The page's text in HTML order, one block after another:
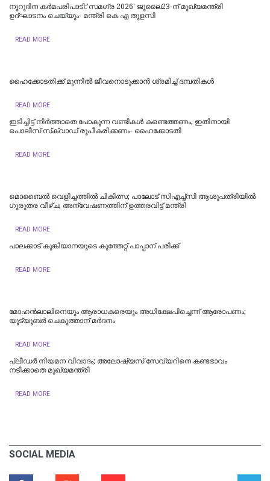
നൂറുദിന കർമപരിപാടി:'സമഗ്ര 2026' ജൂലൈ23-ന് മുഖ്യമന്ത്രി
ഉദ്ഘാടനം ചെയ്യും- മന്ത്രി കെ എ തുളസി
READ MORE
ഹൈക്കോടതിക്ക് മുന്നില്‍ ജീവനൊടുക്കാന്‍ ശ്രമിച്ച് ദമ്പതികള്‍
READ MORE
ഇടിച്ചിട്ട് നിര്‍ത്താതെ പോകുന്ന വണ്ടികള്‍ കണ്ടെത്തണം, ഇതിനായി
പൊലീസ് സ്‌ക്വാഡ് രൂപീകരിക്കണം- ഹൈക്കോടതി
READ MORE
മൊബൈൽ വെളിച്ചത്തിൽ ചികിത്സ; പാലോട് സിഎച്ച്‍സി ആശുപത്രിയിൽ
ഗുരുതര വീഴ്ച, അന്വേഷണത്തിന് ഉത്തരവിട്ട് മന്ത്രി
READ MORE
പാലക്കാട് കുങ്കിയാനയുടെ കുത്തേറ്റ് പാപ്പാന് പരിക്ക്
READ MORE
മോഹൻലാലിനെയും ആരാധകരെയും അധിക്ഷേപിച്ചെന്ന് ആരോപണം;
യൂട്യൂബർ ചെകുത്താന് മർദനം
READ MORE
പ്ലീഡർ നിയമന വിവാദം; അലോഷ്യസ് സേവ്യറിനെ കണ്ടഭാവം
നടിക്കാതെ മുഖ്യമന്ത്രി
READ MORE
SOCIAL MEDIA